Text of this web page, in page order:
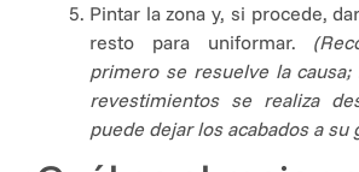
Pintar la zona y, si procede,
resto para uniformar.
primero se resuelve la
revestimientos se realiza
puede dejar los acabados a su